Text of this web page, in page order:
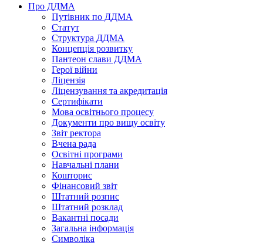
Про ДДМА
Путівник по ДДМА
Статут
Структура ДДМА
Концепція розвитку
Пантеон слави ДДМА
Герої війни
Ліцензія
Ліцензування та акредитація
Сертифікати
Мова освітнього процесу
Документи про вищу освіту
Звіт ректора
Вчена рада
Освітні програми
Навчальні плани
Кошторис
Фінансовий звіт
Штатний розпис
Штатний розклад
Вакантні посади
Загальна інформація
Символіка